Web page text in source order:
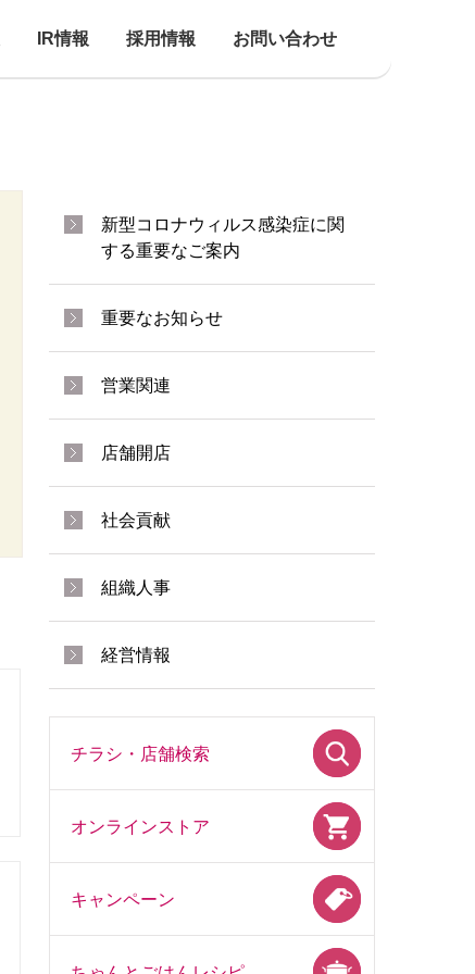
IR情報 採用情報 お問い合わせ
新型コロナウィルス感染症に関
する重要なご案内
重要なお知らせ
営業関連
店舗開店
社会貢献
組織人事
経営情報
チラシ・店舗検索
オンラインストア
キャンペーン